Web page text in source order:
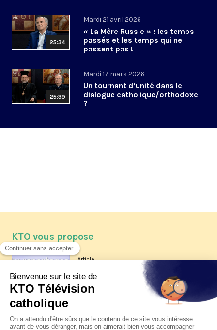
25:34
Mardi 21 avril 2026
« La Mère Russie » : les temps
passés et les temps qui ne
passent pas !
25:39
Mardi 17 mars 2026
Un tournant d’unité dans le
dialogue catholique/orthodoxe
?
KTO vous propose
Article
Les reportages d'été 2026 de KTO
La visite pastorale du pape Léon
XIV à Assise à suivre sur KTO le